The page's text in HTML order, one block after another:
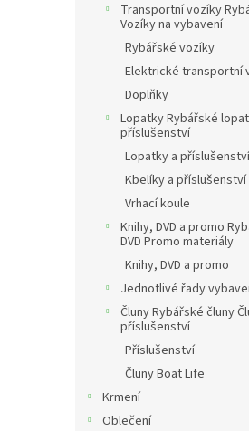
Transportní vozíky
Vozíky na vybavení
Rybářské vozíky
Elektrické transportní
Doplňky
Lopatky Rybářské
příslušenství
Lopatky a příslušenství
Kbelíky a příslušenství
Vrhací koule
Knihy, DVD a promo
DVD Promo materiály
Knihy, DVD a promo
Jednotlivé řady
Čluny Rybářské čluny
příslušenství
Příslušenství
Čluny Boat Life
Krmení
Oblečení